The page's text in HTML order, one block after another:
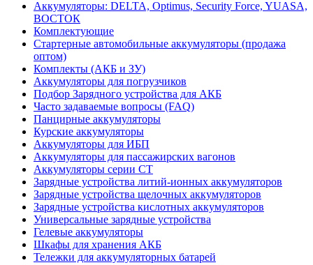
Аккумуляторы: DELTA, Optimus, Security Force, YUASA,
ВОСТОК
Комплектующие
Стартерные автомобильные аккумуляторы (продажа
оптом)
Комплекты (АКБ и ЗУ)
Аккумуляторы для погрузчиков
Подбор Зарядного устройства для АКБ
Часто задаваемые вопросы (FAQ)
Панцирные аккумуляторы
Курские аккумуляторы
Аккумуляторы для ИБП
Аккумуляторы для пассажирских вагонов
Аккумуляторы серии СТ
Зарядные устройства литий-ионных аккумуляторов
Зарядные устройства щелочных аккумуляторов
Зарядные устройства кислотных аккумуляторов
Универсальные зарядные устройства
Гелевые аккумуляторы
Шкафы для хранения АКБ
Тележки для аккумуляторных батарей